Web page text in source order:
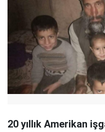
20 yıllık Amerikan